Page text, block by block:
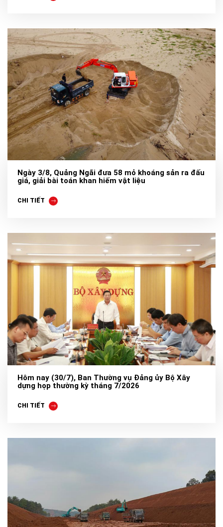
Ngày 3/8, Quảng Ngãi đưa 58 mỏ khoáng sản ra đấu
giá, giải bài toán khan hiếm vật liệu
CHI TIẾT
Hôm nay (30/7), Ban Thường vụ Đảng ủy Bộ Xây
dựng họp thường kỳ tháng 7/2026
CHI TIẾT